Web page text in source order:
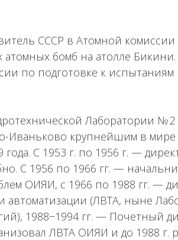
СССР в Атомной
бомб на атолле
по подготовке к испытаниям
Лаборатории №
Иваньково крупнейшим в
С 1953 г. по 1956 г. —
С 1956 по 1966 гг. —
ОИЯИ, с 1966 по 1988 гг. —
автоматизации (ЛВТА, ныне
1988−1994 гг. — Почетный
ЛВТА ОИЯИ и до 1988 г.